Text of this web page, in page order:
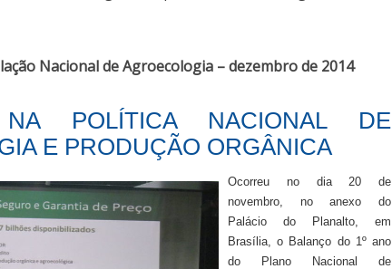
Nacional de Agroecologia – dezembro de 2014
POLÍTICA NACIONAL DE
E PRODUÇÃO ORGÂNICA
Ocorreu no dia 20 de
novembro, no anexo do
Palácio do Planalto, em
Brasília, o Balanço do 1º ano
do Plano Nacional de